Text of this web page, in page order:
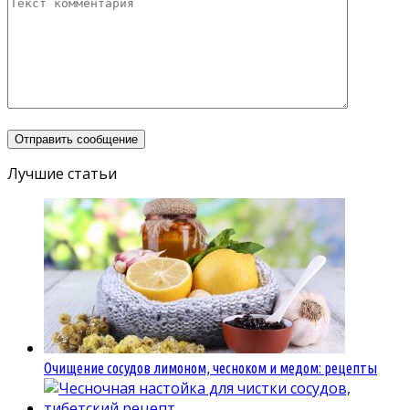
Лучшие статьи
Очищение сосудов лимоном, чесноком и медом: рецепты